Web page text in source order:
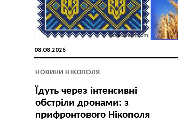
08.08.2026
НОВИНИ НІКОПОЛЯ
Їдуть через інтенсивні
обстріли дронами: з
прифронтового Нікополя